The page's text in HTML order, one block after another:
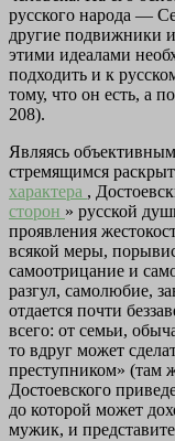
русского народа —
другие подвижники
этими идеалами
подходить и к
тому, что он есть, а
208).
Являясь
стремящимся
характера ,
сторон » русской
проявления
всякой меры,
самоотрицание и
разгул, самолюбие,
отдается почти
всего: от семьи,
то вдруг может
преступником» (там
Достоевского
до которой может
мужик, и